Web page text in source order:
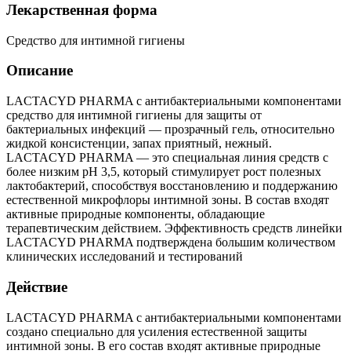
Лекарственная форма
Средство для интимной гигиены
Описание
LACTACYD PHARMA с антибактериальными компонентами
cредство для интимной гигиены для защиты от
бактериальных инфекций — прозрачный гель, относительно
жидкой консистенции, запах приятный, нежный.
LACTACYD PHARMA — это специальная линия средств с
более низким pH 3,5, который стимулирует рост полезных
лактобактерий, способствуя восстановлению и поддержанию
естественной микрофлоры интимной зоны. В состав входят
активные природные компоненты, обладающие
терапевтическим действием. Эффективность средств линейки
LACTACYD PHARMA подтверждена большим количеством
клинических исследований и тестирований
Действие
LACTACYD PHARMA с антибактериальными компонентами
создано специально для усиления естественной защиты
интимной зоны. В его состав входят активные природные